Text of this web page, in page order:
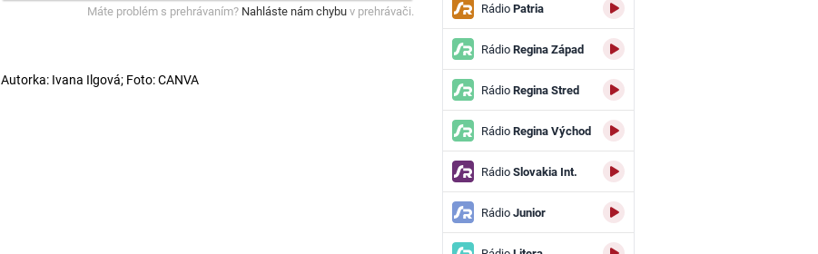
Máte problém s prehrávaním? Nahláste nám chybu v prehrávači.
Autorka: Ivana Ilgová; Foto: CANVA
RádioPatria
RádioRegina Západ
RádioRegina Stred
RádioRegina Východ
RádioSlovakia Int.
RádioJunior